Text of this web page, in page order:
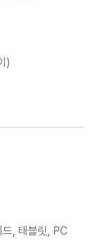
)
, 태블릿, PC